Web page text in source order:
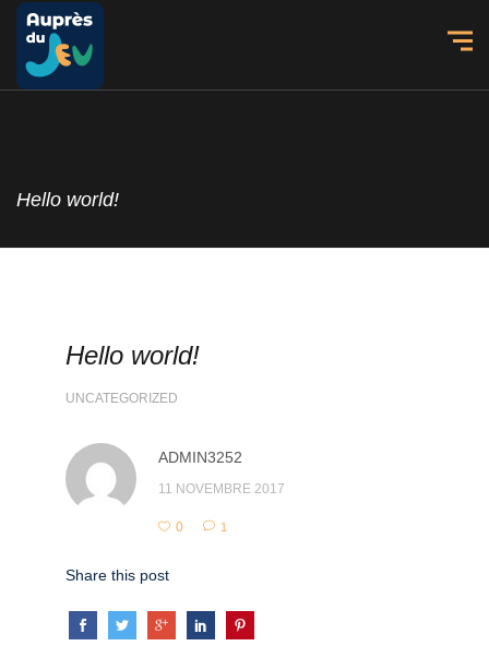
Hello world!
Hello world!
UNCATEGORIZED
ADMIN3252
11 NOVEMBRE 2017
0 1
Share this post